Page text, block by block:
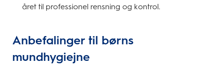
året til professionel rensning og kontrol.
Anbefalinger til børns
mundhygiejne